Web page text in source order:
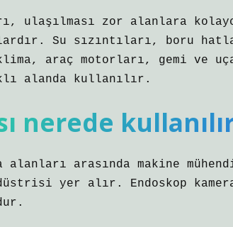
ulaşılması zor alanlara
Su sızıntıları, boru
araç motorları, gemi ve
alanda kullanılır.
nerede
alanları arasında makine
yer alır. Endoskop